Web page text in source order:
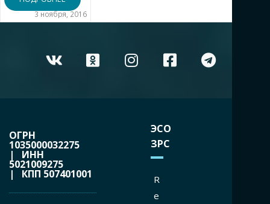
3 ноября, 2016
ОГРН
1035000032275
| ИНН
5021009275
| КПП 507401001
ЭСО
ЗРС
R
e